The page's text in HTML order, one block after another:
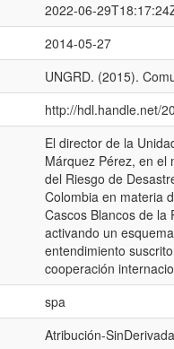
2022-06-
2014-05-27
UNGRD. (2015).
http://hdl.handle.net/
El director de la
Márquez Pérez, en el
del Riesgo de
Colombia en materia
Cascos Blancos de la
activando un
entendimiento
cooperación
spa
Atribución-